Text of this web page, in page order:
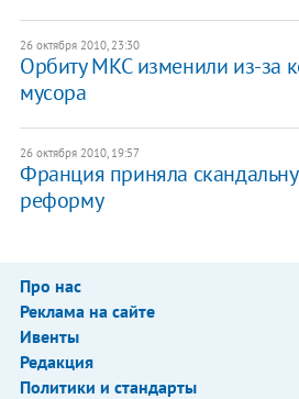
26 октября 2010, 23:30
Орбиту МКС изменили из-за
мусора
26 октября 2010, 19:57
Франция приняла
реформу
Про нас
Реклама на сайте
Ивенты
Редакция
Политики и стандарты